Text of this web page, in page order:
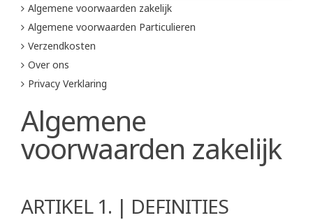
Algemene voorwaarden zakelijk
Algemene voorwaarden Particulieren
Verzendkosten
Over ons
Privacy Verklaring
Algemene
voorwaarden zakelijk
ARTIKEL 1. | DEFINITIES